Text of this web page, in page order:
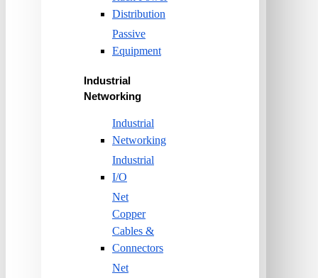
Distribution
Passive
Equipment
Industrial
Networking
Industrial
Networking
Industrial
I/O
Net
Copper
Cables &
Connectors
Net